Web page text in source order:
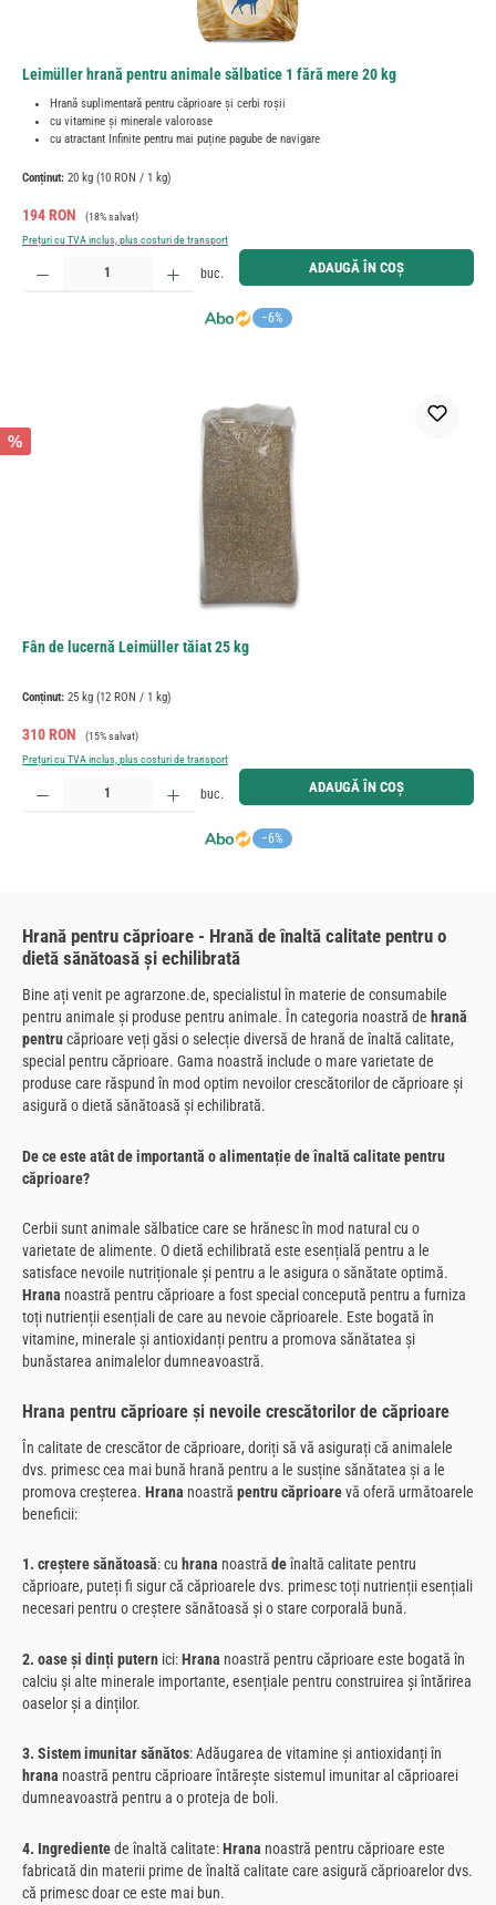
Leimüller hrană pentru animale sălbatice 1 fără mere 20 kg
Hrană suplimentară pentru căprioare și cerbi roșii
cu vitamine și minerale valoroase
cu atractant Infinite pentru mai puține pagube de navigare
Conținut: 20 kg (10 RON / 1 kg)
Preț de vânzare:
194 RON Preț obișnuit:
(18% salvat)
Prețuri cu TVA inclus, plus costuri de transport
−6%
Cantitate produs: Introduceți cantitatea dorită sau utilizați butoanele pentru a mări sau micșora
buc. ADAUGĂ ÎN COȘ
%
Fân de lucernă Leimüller tăiat 25 kg
Conținut: 25 kg (12 RON / 1 kg)
Preț de vânzare:
310 RON Preț obișnuit:
(15% salvat)
Prețuri cu TVA inclus, plus costuri de transport
−6%
Cantitate produs: Introduceți cantitatea dorită sau utilizați butoanele pentru a mări sau micșora
buc. ADAUGĂ ÎN COȘ
Hrană pentru căprioare - Hrană de înaltă calitate pentru o
dietă sănătoasă și echilibrată
Bine ați venit pe agrarzone.de, specialistul în materie de consumabile
pentru animale și produse pentru animale. În categoria noastră de hrană
pentrucăprioare veți găsi o selecție diversă de hrană de înaltă calitate,
special pentru căprioare. Gama noastră include o mare varietate de
produse care răspund în mod optim nevoilor crescătorilor de căprioare și
asigură o dietă sănătoasă și echilibrată.
De ce este atât de importantă o alimentație de înaltă calitate pentru
căprioare?
Cerbii sunt animale sălbatice care se hrănesc în mod natural cu o
varietate de alimente. O dietă echilibrată este esențială pentru a le
satisface nevoile nutriționale și pentru a le asigura o sănătate optimă.
Hrana noastră pentru căprioare a fost special concepută pentru a furniza
toți nutrienții esențiali de care au nevoie căprioarele. Este bogată în
vitamine, minerale și antioxidanți pentru a promova sănătatea și
bunăstarea animalelor dumneavoastră.
Hrana pentru căprioare și nevoile crescătorilor de căprioare
În calitate de crescător de căprioare, doriți să vă asigurați că animalele
dvs. primesc cea mai bună hrană pentru a le susține sănătatea și a le
promova creșterea. Hrana noastră pentru căprioarevă oferă următoarele
beneficii:
1. creștere sănătoasă: cu hrana noastră deînaltă calitate pentru
căprioare, puteți fi sigur că căprioarele dvs. primesc toți nutrienții esențiali
necesari pentru o creștere sănătoasă și o stare corporală bună.
2. oase și dinți putern ici:Hrana noastră pentru căprioare este bogată în
calciu și alte minerale importante, esențiale pentru construirea și întărirea
oaselor și a dinților.
3. Sistem imunitar sănătos: Adăugarea de vitamine și antioxidanți în
hrana noastră pentru căprioare întărește sistemul imunitar al căprioarei
dumneavoastră pentru a o proteja de boli.
4. Ingredientede înaltă calitate:Hrana noastră pentru căprioare este
fabricată din materii prime de înaltă calitate care asigură căprioarelor dvs.
că primesc doar ce este mai bun.